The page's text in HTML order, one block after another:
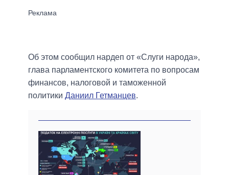
Об этом сообщил нардеп от «Слуги народа»,
глава парламентского комитета по вопросам
финансов, налоговой и таможенной
политики Даниил Гетманцев.